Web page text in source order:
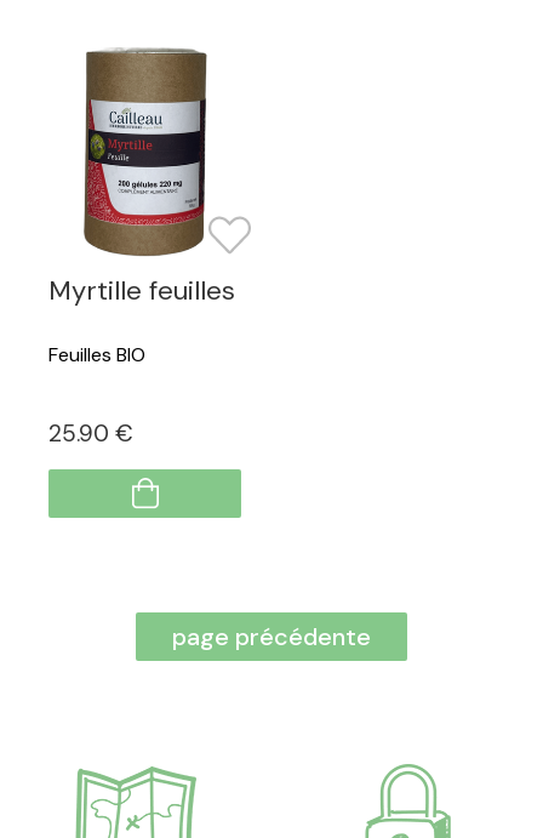
Myrtille feuilles
Feuilles BIO
25.90 €